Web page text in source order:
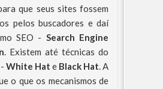
que seus sites fossem
pelos buscadores e daí
SEO - Search Engine
. Existem até técnicas do
White Hat e Black Hat. A
o que os mecanismos de